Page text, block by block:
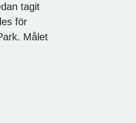
tagit
för
Målet